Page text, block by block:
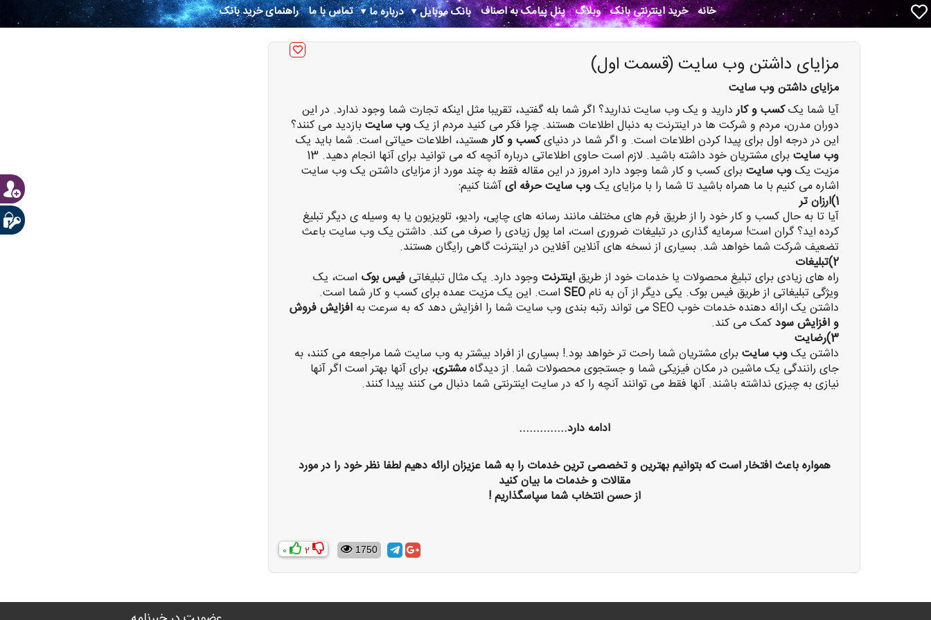
خانه خرید اینترنتی بانک وبلاگ پنل پیامک به اصناف بانک موبایل درباره ما تماس با ما راهنمای خرید بانک
مزایای داشتن وب سایت (قسمت اول)
مزایای داشتن وب سایت
آیا شما یککسب و کاردارید و یک وب سایت ندارید؟ اگر شما بله گفتید، تقریبا مثل اینکه تجارت شما وجود ندارد. در این
دوران مدرن، مردم و شرکت ها در اینترنت به دنبال اطلاعات هستند. چرا فکر می کنید مردم از یکوب سایتبازدید می کنند؟
این در درجه اول برای پیدا کردن اطلاعات است. و اگر شما در دنیایکسب و کارهستید، اطلاعات حیاتی است. شما باید یک
وب سایت
برای مشتریان خود داشته باشید. لازم است حاوی اطلاعاتی درباره آنچه که می توانید برای آنها انجام دهید. 13
مزیت یکوب سایتبرای کسب و کار شما وجود دارد امروز در این مقاله فقط به چند مورد از مزایای داشتن یک وب سایت
اشاره می کنیم با ما همراه باشید تا شما را با مزایای یکوب سایت حرفه ایآشنا کنیم:
1)ارزان تر
آیا تا به حال کسب و کار خود را از طریق فرم های مختلف مانند رسانه های چاپی، رادیو، تلویزیون یا به وسیله ی دیگر تبلیغ
کرده اید؟ گران است! سرمایه گذاری در تبلیغات ضروری است، اما پول زیادی را صرف می کند. داشتن یک وب سایت باعث
تضعیف شرکت شما خواهد شد. بسیاری از نسخه های آنلاین آفلاین در اینترنت گاهی رایگان هستند.
2)تبلیغات
راه های زیادی برای تبلیغ محصولات یا خدمات خود از طریق اینترنت وجود دارد. یک مثال تبلیغاتی فیس بوک است، یک
ویژگی تبلیغاتی از طریق فیس بوک. یکی دیگر از آن به نامSEO است. این یک مزیت عمده برای کسب و کار شما است.
داشتن یک ارائه دهنده خدمات خوب SEO می تواند رتبه بندی وب سایت شما را افزایش دهد که به سرعت به
افزایش فروش
و افزایش سودکمک می کند.
3)رضایت
داشتن یکوب سایتبرای مشتریان شما راحت تر خواهد بود.! بسیاری از افراد بیشتر به وب سایت شما مراجعه می کنند، به
جای رانندگی یک ماشین در مکان فیزیکی شما و جستجوی محصولات شما. از دیدگاهمشتری، برای آنها بهتر است اگر آنها
نیازی به چیزی نداشته باشند. آنها فقط می توانند آنچه را که در سایت اینترنتی شما دنبال می کنند پیدا کنند.
ادامه دارد..............
همواره باعث افتخار است که بتوانیم بهترین و تخصصی ترین خدمات را به شما عزیزان ارائه دهیم لطفا نظر خود را در مورد
مقالات و خدمات ما بیان کنید
از حسن انتخاب شما سپاسگذاریم !
1750
2
0